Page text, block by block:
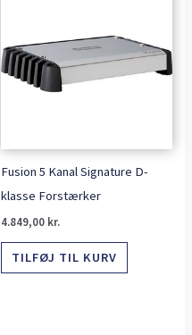
Fusion 5 Kanal Signature D-
klasse Forstærker
4.849,00 kr.
TILFØJ TIL KURV